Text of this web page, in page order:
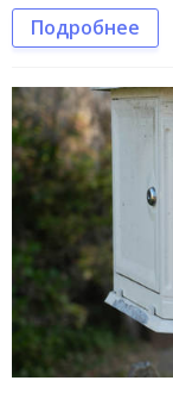
Подробнее